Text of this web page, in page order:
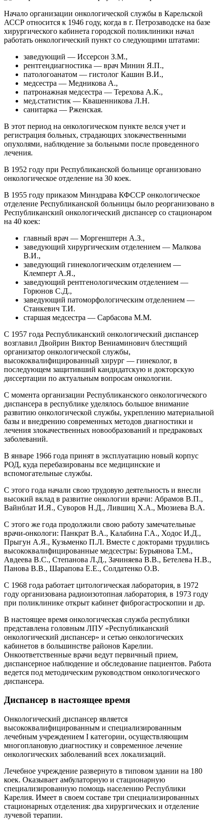
Начало организации онкологической службы в Карельской
АССР относится к 1946 году, когда в г. Петрозаводске на базе
хирургического кабинета городской поликлиники начал
работать онкологический пункт со следующими штатами:
заведующий — Иссерсон З.М.,
рентгендиагностика — врач Минин Я.П.,
патологоанатом — гистолог Кашин В.И.,
медсестра — Медникова А.,
патронажная медсестра — Терехова А.К.,
мед.статистик — Квашенникова Л.Н.
санитарка — Рженская.
В этот период на онкологическом пункте велся учет и
регистрация больных, страдающих злокачественными
опухолями, наблюдение за больными после проведенного
лечения.
В 1952 году при Республиканской больнице организовано
онкологическое отделение на 30 коек.
В 1955 году приказом Минздрава КФССР онкологическое
отделение Республиканской больницы было реорганизовано в
Республиканский онкологический диспансер со стационаром
на 40 коек:
главный врач — Моргенштерн А.З.,
заведующий хирургическим отделением — Малкова
В.И.,
заведующий гинекологическим отделением —
Клемперт А.Я.,
заведующий рентгенологическим отделением —
Горюнов С.Д.,
заведующий патоморфологическим отделением —
Станкевич Т.И.
старшая медсестра — Сарбасова М.М.
С 1957 года Республиканский онкологический диспансер
возглавил Двойрин Виктор Вениаминович блестящий
организатор онкологической службы,
высококвалифицированный хирург — гинеколог, в
последующем защитивший кандидатскую и докторскую
диссертации по актуальным вопросам онкологии.
С момента организации Республиканского онкологического
диспансера в республике уделялось большое внимание
развитию онкологической службы, укреплению материальной
базы и внедрению современных методов диагностики и
лечения злокачественных новообразований и предраковых
заболеваний.
В январе 1966 года принят в эксплуатацию новый корпус
РОД, куда перебазированы все медицинские и
вспомогательные службы.
С этого года начали свою трудовую деятельность и внесли
высокий вклад в развитие онкологии врачи: Абрамов В.П.,
Вайнблат И.Я., Суворов Н.Д., Лившиц Х.А., Мюзиева В.А.
С этого же года продолжили свою работу замечательные
врачи-онкологи: Панкрат В.А., Калабина Г.А., Ходос И.Д.,
Прыгун А.Я., Кузьменко П.Л. Вместе с докторами трудились
высококвалифицированные медсестры: Бурьянова Т.М.,
Авдеева B.C., Степанова Л.Д., Зачиняева В.В., Бетелева Н.В.,
Панова В.В., Шарапова Е.Е., Солдатенко О.В.
С 1968 года работает цитологическая лаборатория, в 1972
году организована радиоизотопная лаборатория, в 1973 году
при поликлинике открыт кабинет фиброгастроскопии и др.
В настоящее время онкологическая служба республики
представлена головным ЛПУ «Республиканский
онкологический диспансер» и сетью онкологических
кабинетов в большинстве районов Карелии.
Онкоответственные врачи ведут первичный прием,
диспансерное наблюдение и обследование пациентов. Работа
ведется под методическим руководством онкологического
диспансера.
Диспансер в настоящее время
Онкологический диспансер является
высококвалифицированным и специализированным
лечебным учреждением I категории, осуществляющим
многоплановую диагностику и современное лечение
онкологических заболеваний всех локализаций.
Лечебное учреждение развернуто в типовом здании на 180
коек. Оказывает амбулаторную и стационарную
специализированную помощь населению Республики
Карелия. Имеет в своем составе три специализированных
стационарных отделения: два хирургических и отделение
лучевой терапии.